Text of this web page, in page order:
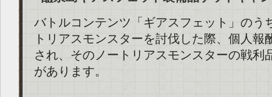
バトルコンテンツ「ギアスフェット」のう
トリアスモンスターを討伐した際、個人報
され、そのノートリアスモンスターの戦利
があります。